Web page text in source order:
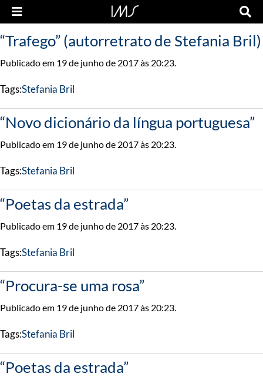
“Trafego” (autorretrato de Stefania Bril)
Publicado em 19 de junho de 2017 às 20:23.
Tags:Stefania Bril
“Novo dicionário da língua portuguesa”
Publicado em 19 de junho de 2017 às 20:23.
Tags:Stefania Bril
“Poetas da estrada”
Publicado em 19 de junho de 2017 às 20:23.
Tags:Stefania Bril
“Procura-se uma rosa”
Publicado em 19 de junho de 2017 às 20:23.
Tags:Stefania Bril
“Poetas da estrada”